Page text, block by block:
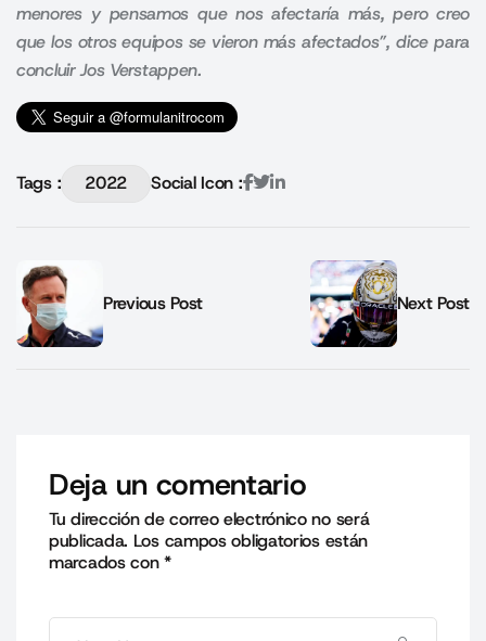
menores y pensamos que nos afectaría más, pero creo
que los otros equipos se vieron más afectados”, dice para
concluir Jos Verstappen.
Tags : 2022 Social Icon :
Previous Post Next Post
Deja un comentario
Tu dirección de correo electrónico no será
publicada. Los campos obligatorios están
marcados con*